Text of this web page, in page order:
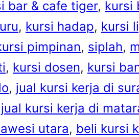
bar & cafe tiger, kursi
, kursi hadap, kursi
pimpinan, siplah,
, kursi dosen, kursi
, jual kursi kerja di
jual kursi kerja di
utara, beli kursi